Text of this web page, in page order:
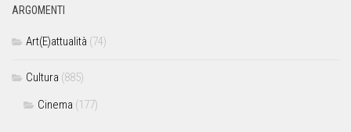
ARGOMENTI
Art(E)attualità (74)
Cultura (885)
Cinema (177)